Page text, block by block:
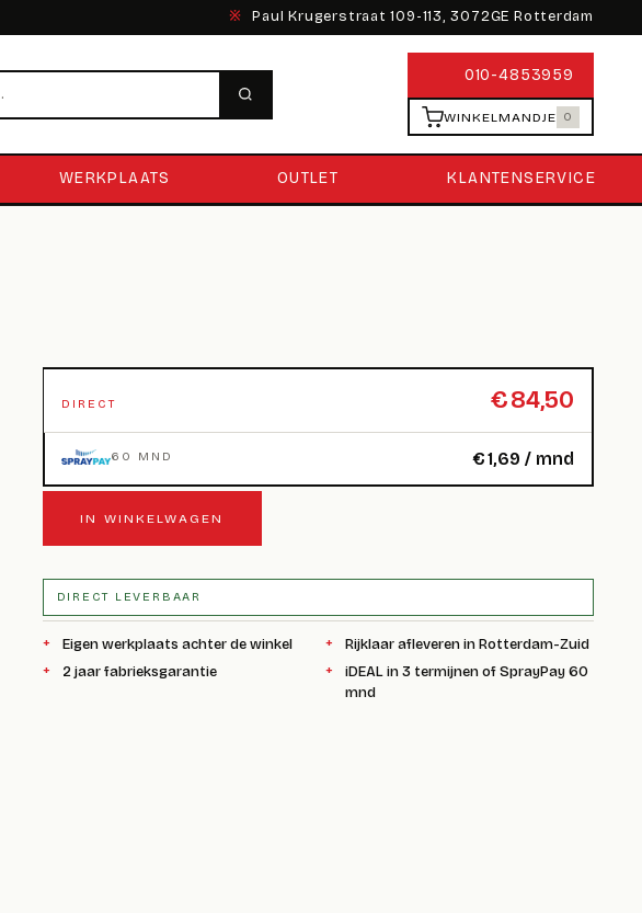
※ Paul Krugerstraat 109-113, 3072GE Rotterdam
010-4853959
WINKELMANDJE 0
WERKPLAATS OUTLET KLANTENSERVICE
DIRECT €84,50
60 MND €1,69 / mnd
IN WINKELWAGEN
DIRECT LEVERBAAR
Eigen werkplaats achter de winkel
Rijklaar afleveren in Rotterdam-Zuid
2 jaar fabrieksgarantie
iDEAL in 3 termijnen of SprayPay 60
mnd